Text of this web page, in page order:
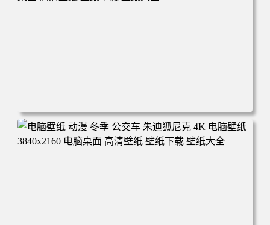
电脑壁纸 完美世界 荒天帝石昊 4K高清动漫壁纸 电脑桌面
高清壁纸 壁纸下载 壁纸大全